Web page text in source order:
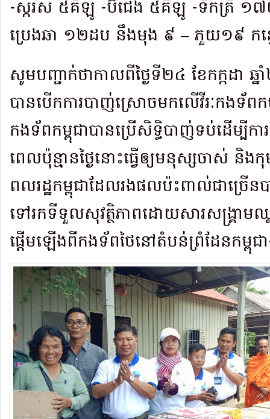
-ស្ករស ៥គីឡូ -ប៊ីជេង ៥គីឡូ -ទឹកត្រី ១៧
ប្រេងឆា ១២ដប នឹងមុង ៩ – ភួយ១៩ កន្
សូមបញ្ជាក់ថាកាលពីថ្ងៃទី២៤ ខែកក្កដា
បានបើកការបាញ់ស្រោចមកលើវីរៈកងទ័ពកម្
កងទ័ពកម្ពុជាបានប្រើសិទ្ធិបាញ់ទប់ដើម្បីកា
ពេលប៉ុន្មានថ្ងៃនោះធ្វើឲ្យមនុស្សចាស់ និង
ពលរដ្ឋកម្ពុជាដែលរងផលប៉ះពាល់ជាច្រើន
ទៅរកទីទួលសុវត្ថិភាពដោយសារសង្រ្គាម
ផ្តើមឡើងពីកងទ័ពថៃនៅតំបន់ព្រំដែនកម្ពុជ